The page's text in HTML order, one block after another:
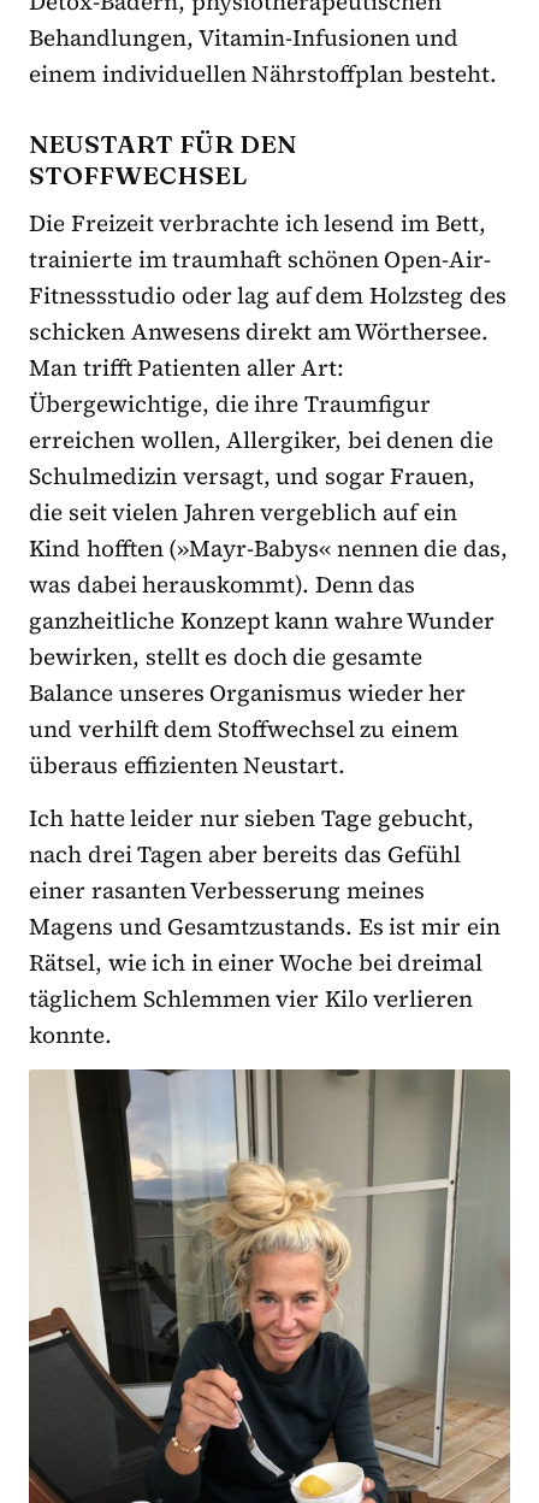
Behandlungen, Vitamin-Infusionen und
einem individuellen Nährstoffplan besteht.
NEUSTART FÜR DEN
STOFFWECHSEL
Die Freizeit verbrachte ich lesend im Bett,
trainierte im traumhaft schönen Open-Air-
Fitnessstudio oder lag auf dem Holzsteg des
schicken Anwesens direkt am Wörthersee.
Man trifft Patienten aller Art:
Übergewichtige, die ihre Traumfigur
erreichen wollen, Allergiker, bei denen die
Schulmedizin versagt, und sogar Frauen,
die seit vielen Jahren vergeblich auf ein
Kind hofften (»Mayr-Babys« nennen die das,
was dabei herauskommt). Denn das
ganzheitliche Konzept kann wahre Wunder
bewirken, stellt es doch die gesamte
Balance unseres Organismus wieder her
und verhilft dem Stoffwechsel zu einem
überaus effizienten Neustart.
Ich hatte leider nur sieben Tage gebucht,
nach drei Tagen aber bereits das Gefühl
einer rasanten Verbesserung meines
Magens und Gesamtzustands. Es ist mir ein
Rätsel, wie ich in einer Woche bei dreimal
täglichem Schlemmen vier Kilo verlieren
konnte.